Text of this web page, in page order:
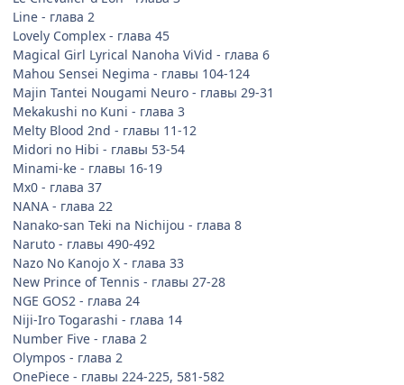
Line - глава 2
Lovely Complex - глава 45
Magical Girl Lyrical Nanoha ViVid - глава 6
Mahou Sensei Negima - главы 104-124
Majin Tantei Nougami Neuro - главы 29-31
Mekakushi no Kuni - глава 3
Melty Blood 2nd - главы 11-12
Midori no Hibi - главы 53-54
Minami-ke - главы 16-19
Mx0 - глава 37
NANA - глава 22
Nanako-san Teki na Nichijou - глава 8
Naruto - главы 490-492
Nazo No Kanojo X - глава 33
New Prince of Tennis - главы 27-28
NGE GOS2 - глава 24
Niji-Iro Togarashi - глава 14
Number Five - глава 2
Olympos - глава 2
OnePiece - главы 224-225, 581-582